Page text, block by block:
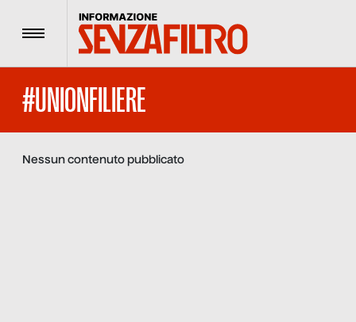
Menu
#UNIONFILIERE
Nessun contenuto pubblicato